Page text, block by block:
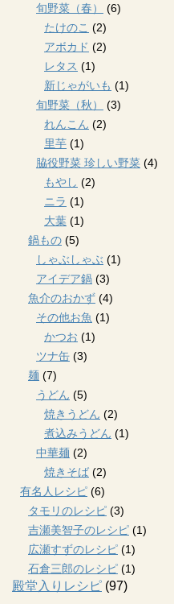
旬野菜（春）
(6)
たけのこ (2)
アボカド (2)
レタス (1)
新じゃがいも (1)
旬野菜（秋）
(3)
れんこん (2)
里芋 (1)
脇役野菜 珍しい野菜 (4)
もやし (2)
ニラ (1)
大葉 (1)
鍋もの (5)
しゃぶしゃぶ (1)
アイデア鍋 (3)
魚介のおかず (4)
その他お魚 (1)
かつお (1)
ツナ缶 (3)
麺 (7)
うどん (5)
焼きうどん (2)
煮込みうどん (1)
中華麺 (2)
焼きそば (2)
有名人レシピ (6)
タモリのレシピ (3)
吉瀬美智子のレシピ (1)
広瀬すずのレシピ (1)
石倉三郎のレシピ (1)
殿堂入りレシピ (97)